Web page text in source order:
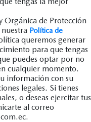
Orgánica de Protección
Política de
queremos generar
para que tengas
puedes optar por no
cualquier momento.
información con su
legales. Si tienes
o deseas ejercitar tus
al correo